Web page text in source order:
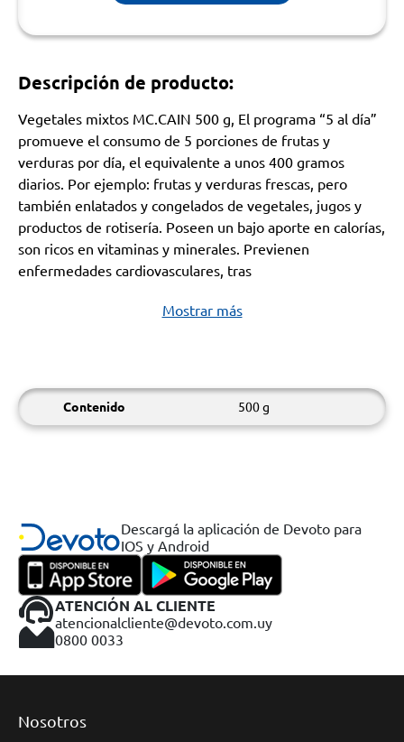
Descripción de producto:
Vegetales mixtos MC.CAIN 500 g, El programa “5 al día”
promueve el consumo de 5 porciones de frutas y
verduras por día, el equivalente a unos 400 gramos
diarios. Por ejemplo: frutas y verduras frescas, pero
también enlatados y congelados de vegetales, jugos y
productos de rotisería. Poseen un bajo aporte en calorías,
son ricos en vitaminas y minerales. Previenen
enfermedades cardiovasculares, tras
Mostrar más
Contenido 500 g
Descargá la aplicación de Devoto para
IOS y Android
ATENCIÓN AL CLIENTE
atencionalcliente@devoto.com.uy
0800 0033
Nosotros